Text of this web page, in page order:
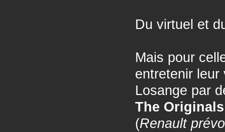
Du virtuel et
Mais pour
entretenir leur
Losange par
The
(Renault